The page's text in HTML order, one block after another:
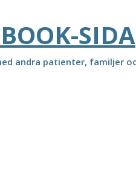
SIDA
andra patienter, familjer